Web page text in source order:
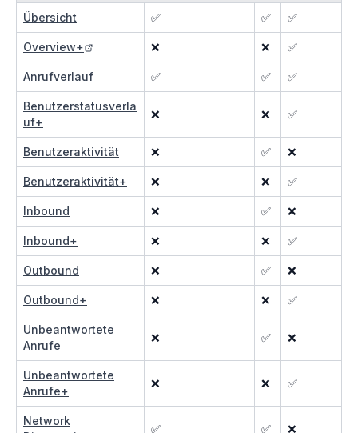
Übersicht ✅ ✅ ✅
Overview+ ❌ ❌ ✅
Anrufverlauf ✅ ✅ ✅
Benutzerstatusverla
uf+
❌ ❌ ✅
Benutzeraktivität ❌ ✅ ❌
Benutzeraktivität+ ❌ ❌ ✅
Inbound ❌ ✅ ❌
Inbound+ ❌ ❌ ✅
Outbound ❌ ✅ ❌
Outbound+ ❌ ❌ ✅
Unbeantwortete
Anrufe
❌ ✅ ❌
Unbeantwortete
Anrufe+
❌ ❌ ✅
Network
✅ ✅ ❌